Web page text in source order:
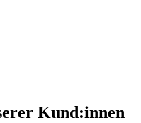
Kund:innen